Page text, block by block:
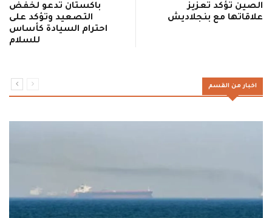
الصين تؤكد تعزيز
علاقاتها مع بنجلاديش
باكستان تدعو لخفض
التصعيد وتؤكد على
احترام السيادة كأساس
للسلام
اخبار من القسم